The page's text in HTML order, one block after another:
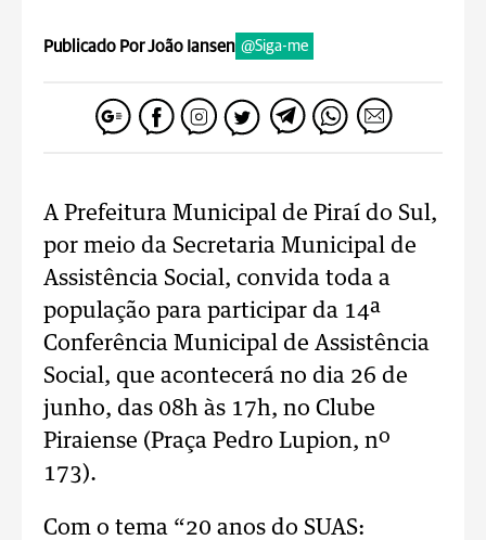
Publicado Por João Iansen @Siga-me
A Prefeitura Municipal de Piraí do Sul,
por meio da Secretaria Municipal de
Assistência Social, convida toda a
população para participar da 14ª
Conferência Municipal de Assistência
Social, que acontecerá no dia 26 de
junho, das 08h às 17h, no Clube
Piraiense (Praça Pedro Lupion, nº
173).
Com o tema “20 anos do SUAS: